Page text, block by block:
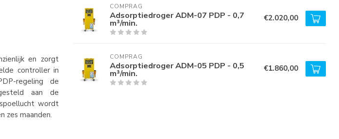
en zorgt
controller in
regeling de
aan de
wordt
zes maanden.
COMPRAG
Adsorptiedroger ADM-07 PDP - 0,7
m³/min. €2.020,00
COMPRAG
Adsorptiedroger ADM-05 PDP - 0,5
m³/min. €1.860,00